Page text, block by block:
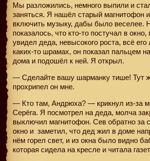
Мы разложились, немного выпили и
заняться. Я нашёл старый магнитофон
включить музыку, дабы было веселее.
показалось, что кто-то постучал в окно,
увидел деда, невысокого роста, всё
каких-то шрамах, он показал пальцем
дома и подошёл к ней. Я открыл.
— Сделайте вашу шарманку тише! Тут
прохрипел он мне.
— Кто там, Андрюха? — крикнул из-за
Серёга. Я посмотрел на деда, молча
выключил магнитофон. Сев обратно за
окно и заметил, что дед жил в доме
нём горел свет, и из окна было видно
которая сидела на кресле и читала